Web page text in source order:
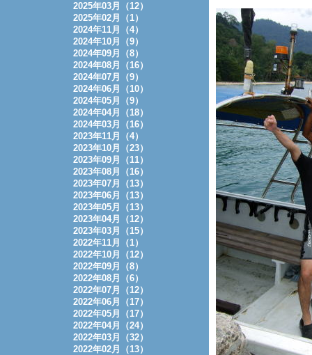
2025年03月（12）
2025年02月（1）
2024年11月（4）
2024年10月（9）
2024年09月（8）
2024年08月（16）
2024年07月（9）
2024年06月（10）
2024年05月（9）
2024年04月（18）
2024年03月（16）
2023年11月（4）
2023年10月（23）
2023年09月（11）
2023年08月（16）
2023年07月（13）
2023年06月（13）
2023年05月（13）
2023年04月（12）
2023年03月（15）
2022年11月（1）
2022年10月（12）
2022年09月（8）
2022年08月（6）
2022年07月（12）
2022年06月（17）
2022年05月（17）
2022年04月（24）
2022年03月（32）
2022年02月（13）